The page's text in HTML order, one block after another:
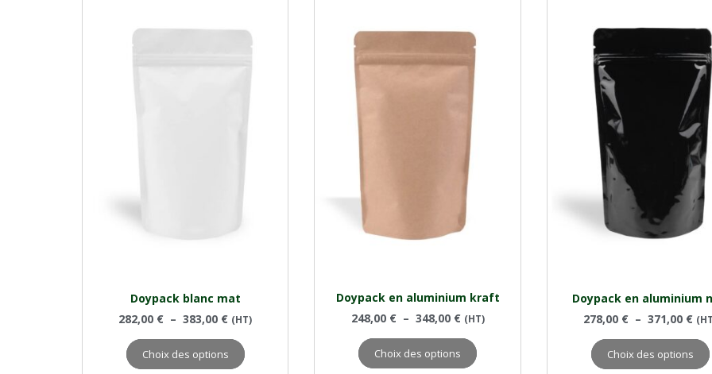
Doypack blanc mat
282,00 € – 383,00 € (HT)
Choix des options
Doypack en aluminium kraft
248,00 € – 348,00 € (HT)
Choix des options
Doypack en aluminium
278,00 € – 371,00 €
Choix des options